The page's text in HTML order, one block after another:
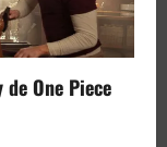
One Piece